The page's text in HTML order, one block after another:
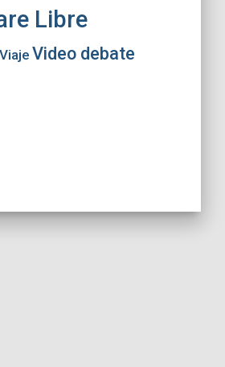
Libre
Viaje Video debate